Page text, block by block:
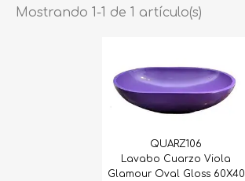
Mostrando 1-1 de 1 artículo(s)
QUARZ106
Lavabo Cuarzo Viola
Glamour Oval Gloss 60X40